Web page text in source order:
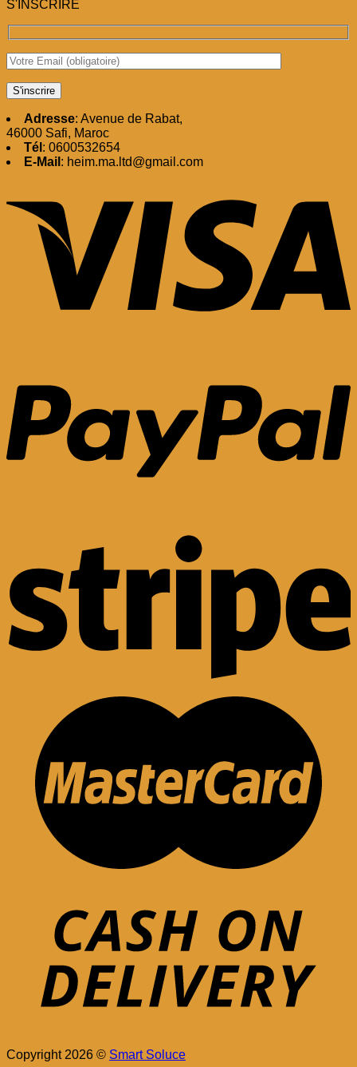
S'INSCRIRE
Adresse: Avenue de Rabat,
46000 Safi, Maroc
Tél : 0600532654
E-Mail : heim.ma.ltd@gmail.com
Copyright 2026 © Smart Soluce